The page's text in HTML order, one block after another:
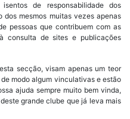
de responsabilidade dos
mesmos muitas vezes apenas
pessoas que contribuem com as
consulta de sites e publicações
secção, visam apenas um teor
modo algum vinculativas e estão
ajuda sempre muito bem vinda,
grande clube que já leva mais